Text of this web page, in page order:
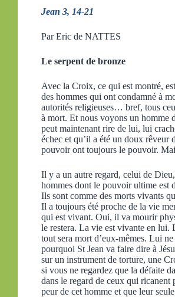
Jean 3, 14-21
Par Eric de NATTES
Le serpent de bronze
Avec la Croix, ce qui est montré,
des hommes qui ont condamné à
autorités religieuses… bref, tous
à mort. Et nous voyons un homme
peut maintenant rire de lui, lui
échec et qu’il a été un doux rêveur
pouvoir ont toujours le pouvoir.
Il y a un autre regard, celui de
hommes dont le pouvoir ultime est
Ils sont comme des morts vivants
Il a toujours été proche de la vie
qui est vivant. Oui, il va mourir
le restera. La vie est vivante en lui.
tout sera mort d’eux-mêmes. Lui
pourquoi St Jean va faire dire à
sur un instrument de torture, une
si vous ne regardez que la défaite
dans le regard de ceux qui ricanent
peur de cet homme et que leur